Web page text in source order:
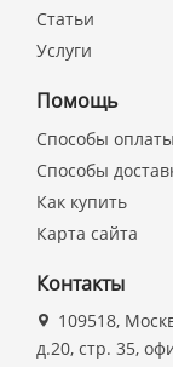
Статьи
Услуги
Помощь
Способы оплаты
Способы
Как купить
Карта сайта
Контакты
109518,
д.20, стр. 35,